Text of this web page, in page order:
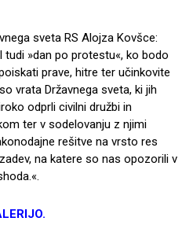
sveta RS Alojza Kovšce:
tudi »dan po protestu«, ko bodo
prave, hitre ter učinkovite
vrata Državnega sveta, ki jih
odprli civilni družbi in
ter v sodelovanju z njimi
rešitve na vrsto res
na katere so nas opozorili v